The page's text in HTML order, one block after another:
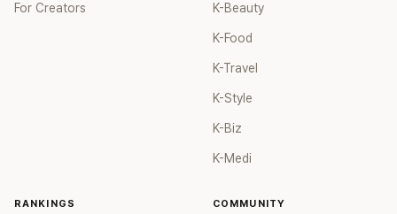
For Creators K-Beauty
K-Food
K-Travel
K-Style
K-Biz
K-Medi
RANKINGS COMMUNITY